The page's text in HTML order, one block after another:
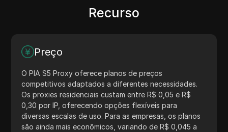
Recurso
Preço
O PIA S5 Proxy oferece planos de preços
competitivos adaptados a diferentes necessidades.
Os proxies residenciais custam entre R$ 0,05 e R$
0,30 por IP, oferecendo opções flexíveis para
diversas escalas de uso. Para as empresas, os planos
são ainda mais econômicos, variando de R$ 0,045 a